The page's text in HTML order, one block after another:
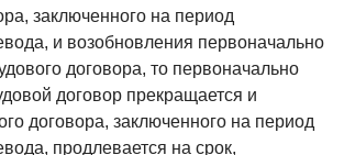
заключенного на период
и возобновления первоначально
договора, то первоначально
договор прекращается и
договора, заключенного на период
продлевается на срок,